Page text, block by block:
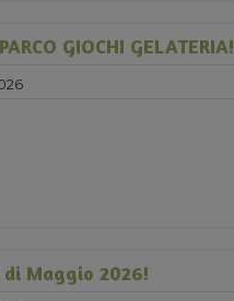
GIOCHI GELATERIA!
Maggio 2026!